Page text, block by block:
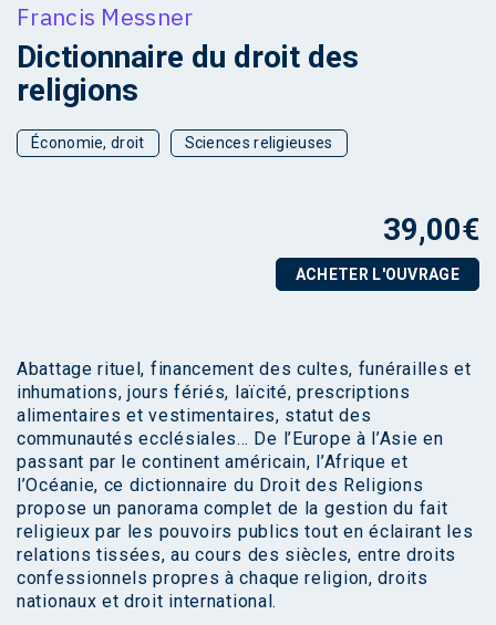
Francis Messner
Dictionnaire du droit des
religions
Économie, droit Sciences religieuses
39,00€
ACHETER L'OUVRAGE
Abattage rituel, financement des cultes, funérailles et
inhumations, jours fériés, laïcité, prescriptions
alimentaires et vestimentaires, statut des
communautés ecclésiales… De l’Europe à l’Asie en
passant par le continent américain, l’Afrique et
l’Océanie, ce dictionnaire du Droit des Religions
propose un panorama complet de la gestion du fait
religieux par les pouvoirs publics tout en éclairant les
relations tissées, au cours des siècles, entre droits
confessionnels propres à chaque religion, droits
nationaux et droit international.